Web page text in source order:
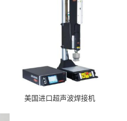
美国进口超声波焊接机